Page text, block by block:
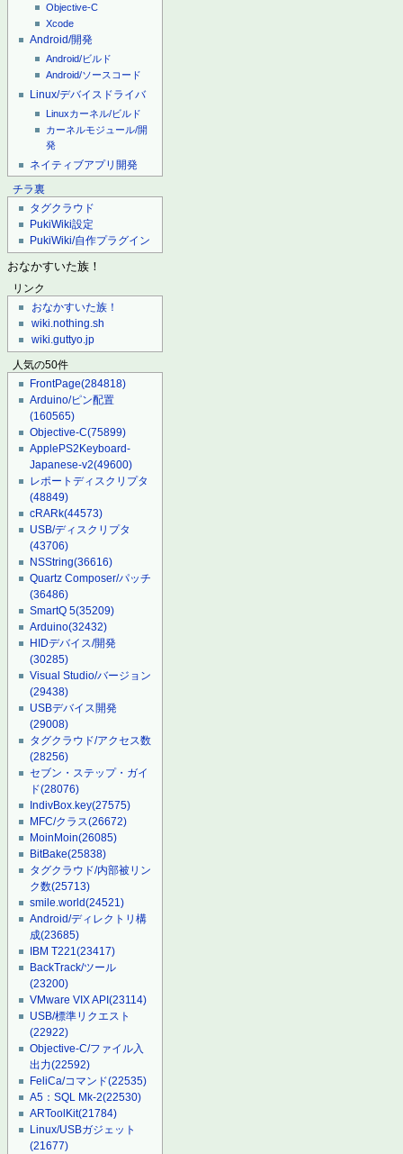
Objective-C
Xcode
Android/開発
Android/ビルド
Android/ソースコード
Linux/デバイスドライバ
Linuxカーネル/ビルド
カーネルモジュール/開
発
ネイティブアプリ開発
チラ裏
タグクラウド
PukiWiki設定
PukiWiki/自作プラグイン
おなかすいた族！
リンク
おなかすいた族！
wiki.nothing.sh
wiki.guttyo.jp
人気の50件
FrontPage(284818)
Arduino/ピン配置
(160565)
Objective-C(75899)
ApplePS2Keyboard-
Japanese-v2(49600)
レポートディスクリプタ
(48849)
cRARk(44573)
USB/ディスクリプタ
(43706)
NSString(36616)
Quartz Composer/パッチ
(36486)
SmartQ 5(35209)
Arduino(32432)
HIDデバイス/開発
(30285)
Visual Studio/バージョン
(29438)
USBデバイス開発
(29008)
タグクラウド/アクセス数
(28256)
セブン・ステップ・ガイ
ド(28076)
IndivBox.key(27575)
MFC/クラス(26672)
MoinMoin(26085)
BitBake(25838)
タグクラウド/内部被リン
ク数(25713)
smile.world(24521)
Android/ディレクトリ構
成(23685)
IBM T221(23417)
BackTrack/ツール
(23200)
VMware VIX API(23114)
USB/標準リクエスト
(22922)
Objective-C/ファイル入
出力(22592)
FeliCa/コマンド(22535)
A5：SQL Mk-2(22530)
ARToolKit(21784)
Linux/USBガジェット
(21677)